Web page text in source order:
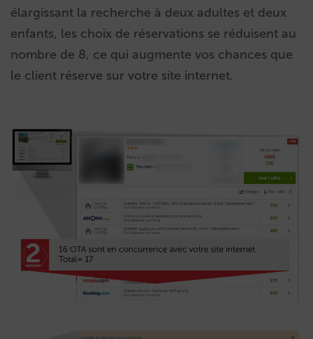
élargissant la recherche à deux adultes et deux
enfants, les choix de réservations se réduisent au
nombre de 8, ce qui augmente vos chances que
le client réserve sur votre site internet.